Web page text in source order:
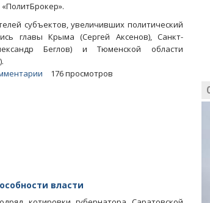
субъектов, увеличивших политический
главы Крыма (Сергей Аксенов), Санкт-
Беглов) и Тюменской области
176 просмотров
власти